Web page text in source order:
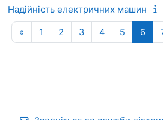
Надійність електричних машин
«Попередня сторінка
1 Сторінка 1
2Сторінка 2
3Сторінка 3
4Сторінка 4
5Сторінка
6